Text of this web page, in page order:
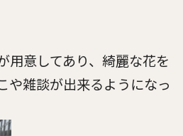
用意してあり、綺麗な花を
や雑談が出来るようになっ